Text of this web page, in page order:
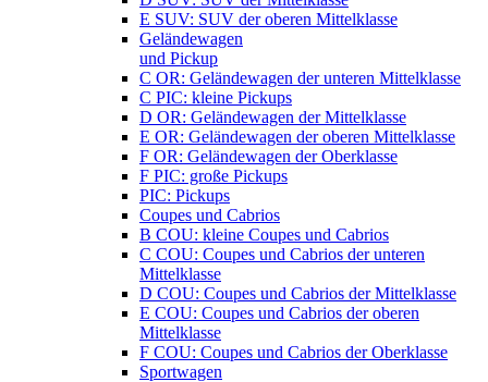
E SUV: SUV der oberen Mittelklasse
Geländewagen
und Pickup
C OR: Geländewagen der unteren Mittelklasse
C PIC: kleine Pickups
D OR: Geländewagen der Mittelklasse
E OR: Geländewagen der oberen Mittelklasse
F OR: Geländewagen der Oberklasse
F PIC: große Pickups
PIC: Pickups
Coupes und Cabrios
B COU: kleine Coupes und Cabrios
C COU: Coupes und Cabrios der unteren
Mittelklasse
D COU: Coupes und Cabrios der Mittelklasse
E COU: Coupes und Cabrios der oberen
Mittelklasse
F COU: Coupes und Cabrios der Oberklasse
Sportwagen